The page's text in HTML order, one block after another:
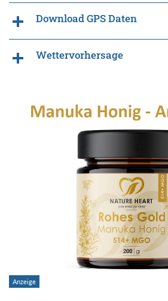
Download GPS Daten
Wettervorhersage